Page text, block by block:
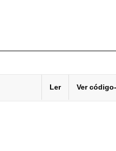
Ler Ver